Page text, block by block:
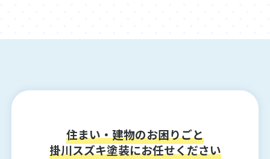
住まい・建物のお困りごと
掛川スズキ塗装にお任せください